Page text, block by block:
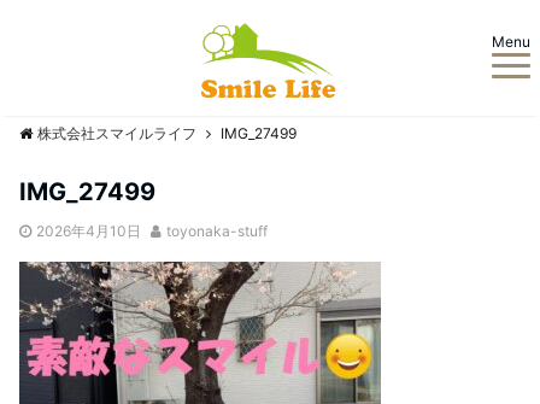
Menu
株式会社スマイルライフ IMG_27499
IMG_27499
2026年4月10日 toyonaka-stuff